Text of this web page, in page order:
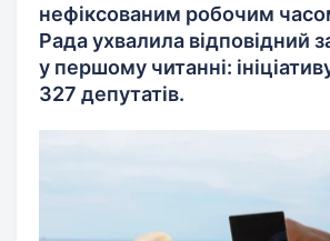
нефіксованим робочим
Рада ухвалила відповідний
у першому читанні:
327 депутатів.